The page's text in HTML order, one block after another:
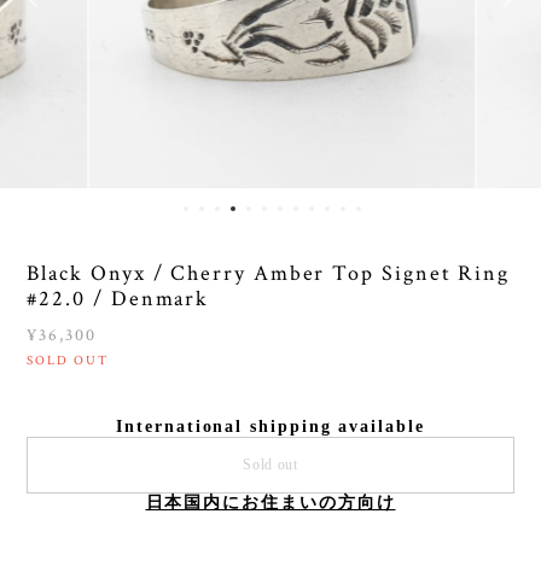
Black Onyx / Cherry Amber Top Signet Ring
#22.0 / Denmark
¥36,300
SOLD OUT
International shipping available
Sold out
日本国内にお住まいの方向け